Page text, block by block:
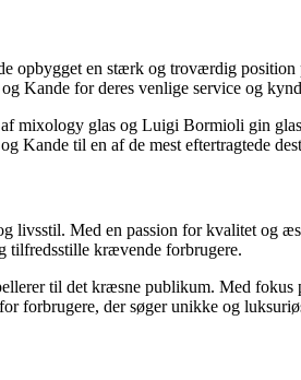
opbygget en stærk og troværdig
Kande for deres venlige service og
mixology glas og Luigi Bormioli gin
Kande til en af de mest eftertragtede
Med en passion for kvalitet og
tilfredsstille krævende forbrugere.
til det kræsne publikum. Med fokus
forbrugere, der søger unikke og